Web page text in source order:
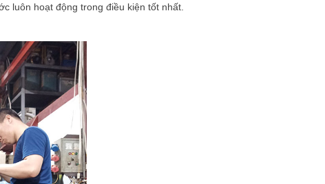
luôn hoạt động trong điều kiện tốt nhất.